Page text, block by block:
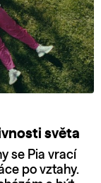
světa
se Pia vrací
po vztahy.